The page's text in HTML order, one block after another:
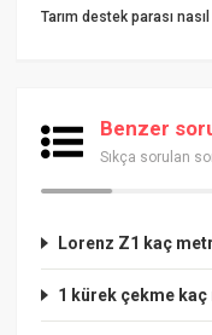
Tarım destek parası nasıl
Benzer
Sıkça sorulan
Lorenz Z1 kaç
1 kürek çekme kaç